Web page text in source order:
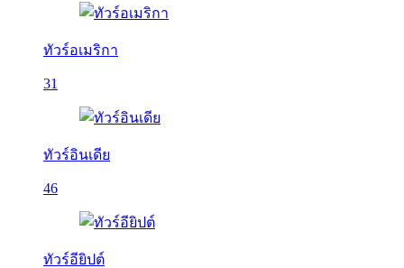
ทัวร์อเมริกา
31
ทัวร์อินเดีย
46
ทัวร์อียิปต์